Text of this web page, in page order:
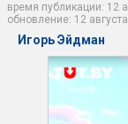
время публикации: 12
обновление: 12
Игорь Эйдман